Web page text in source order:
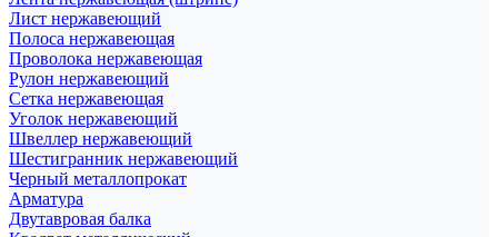
Лист нержавеющий
Полоса нержавеющая
Проволока нержавеющая
Рулон нержавеющий
Сетка нержавеющая
Уголок нержавеющий
Швеллер нержавеющий
Шестигранник нержавеющий
Черный металлопрокат
Арматура
Двутавровая балка